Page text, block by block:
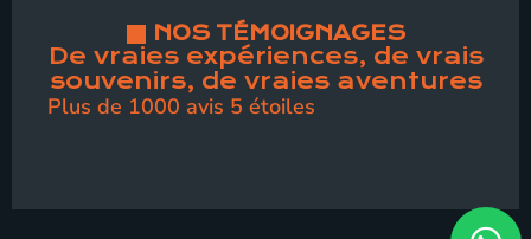
NOS TÉMOIGNAGES
De vraies expériences, de vrais
souvenirs, de vraies aventures
Plus de 1000 avis 5 étoiles